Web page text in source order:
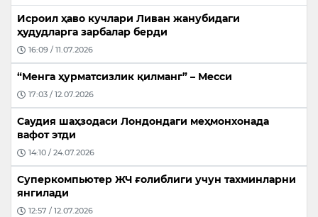
Исроил ҳаво кучлари Ливан жанубидаги
ҳудудларга зарбалар берди
16:09 / 11.07.2026
“Менга ҳурматсизлик қилманг” – Месси
17:03 / 12.07.2026
Саудия шаҳзодаси Лондондаги меҳмонхонада
вафот этди
14:10 / 24.07.2026
Суперкомпьютер ЖЧ ғолиблиги учун тахминларни
янгилади
12:57 / 12.07.2026